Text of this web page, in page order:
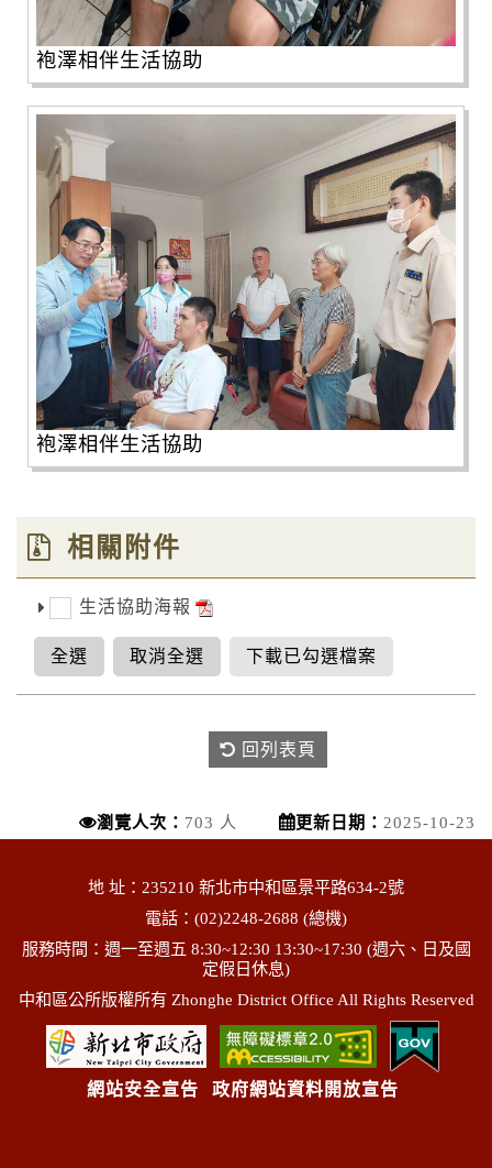
袍澤相伴生活協助
袍澤相伴生活協助
相關附件
生活協助海報
全選 取消全選 下載已勾選檔案
回列表頁
瀏覽人次： 703 人 更新日期： 2025-10-23
地 址：235210 新北市中和區景平路634-2號
電話：(02)2248-2688 (總機)
服務時間：週一至週五 8:30~12:30 13:30~17:30 (週六、日及國
定假日休息)
中和區公所版權所有 Zhonghe District Office All Rights Reserved
網站安全宣告 政府網站資料開放宣告